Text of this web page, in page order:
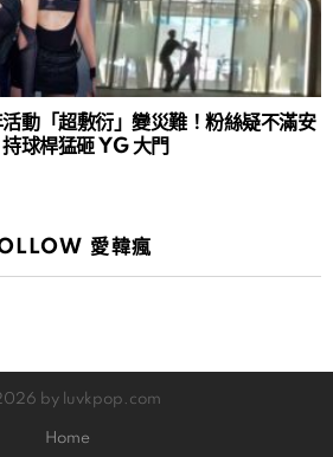
動「超敷衍」變災難！粉絲疑不滿安
球桿猛砸 YG 大門
愛韓瘋
by luvkpop.com
Home